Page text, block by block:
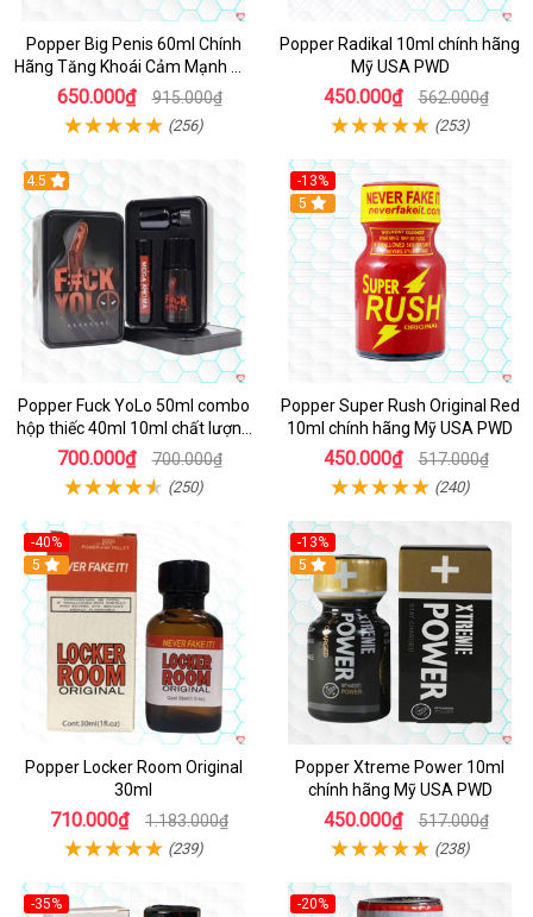
Popper Big Penis 60ml Chính
Hãng Tăng Khoái Cảm Mạnh Mẽ
An Toàn
650.000₫ 915.000₫
(256)
Popper Radikal 10ml chính hãng
Mỹ USA PWD
450.000₫ 562.000₫
(253)
4.5
Popper Fuck YoLo 50ml combo
hộp thiếc 40ml 10ml chất lượng
tốt
700.000₫ 700.000₫
(250)
-13%
Hot
5
Popper Super Rush Original Red
10ml chính hãng Mỹ USA PWD
450.000₫ 517.000₫
(240)
-40%
5
Popper Locker Room Original
30ml
710.000₫ 1.183.000₫
(239)
-13%
Hot
5
Popper Xtreme Power 10ml
chính hãng Mỹ USA PWD
450.000₫ 517.000₫
(238)
-35%
-20%